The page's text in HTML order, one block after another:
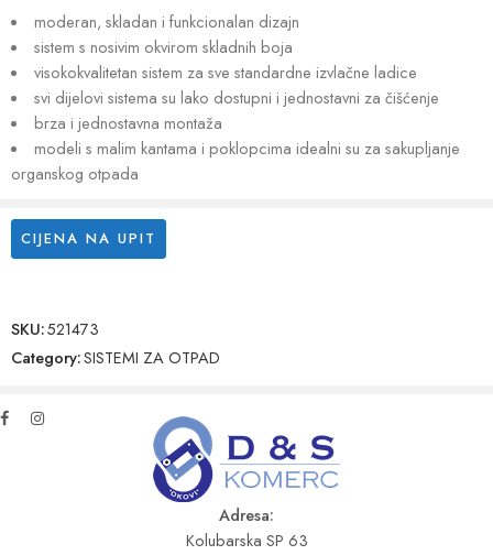
moderan, skladan i funkcionalan dizajn
sistem s nosivim okvirom skladnih boja
visokokvalitetan sistem za sve standardne izvlačne ladice
svi dijelovi sistema su lako dostupni i jednostavni za čišćenje
brza i jednostavna montaža
modeli s malim kantama i poklopcima idealni su za sakupljanje
organskog otpada
CIJENA NA UPIT
SKU:521473
Category:SISTEMI ZA OTPAD
Adresa:
Kolubarska SP 63